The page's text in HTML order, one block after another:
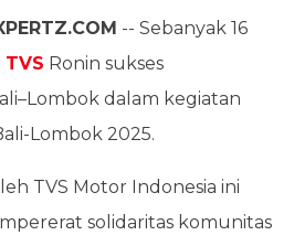
-- Sebanyak 16
TVS Ronin sukses
dalam kegiatan
Lombok 2025.
TVS Motor Indonesia ini
solidaritas komunitas